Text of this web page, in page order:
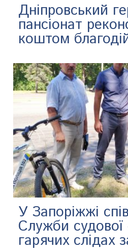
Дніпровський
пансіонат
коштом
У Запоріжжі
Служби
гарячих слідах